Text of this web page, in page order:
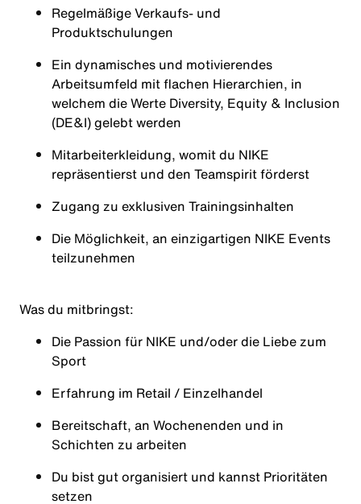
Regelmäßige Verkaufs- und
Produktschulungen
Ein dynamisches und motivierendes
Arbeitsumfeld mit flachen Hierarchien, in
welchem die Werte Diversity, Equity & Inclusion
(DE&I) gelebt werden
Mitarbeiterkleidung, womit du NIKE
repräsentierst und den Teamspirit förderst
Zugang zu exklusiven Trainingsinhalten
Die Möglichkeit, an einzigartigen NIKE Events
teilzunehmen
Was du mitbringst:
Die Passion für NIKE und/oder die Liebe zum
Sport
Erfahrung im Retail / Einzelhandel
Bereitschaft, an Wochenenden und in
Schichten zu arbeiten
Du bist gut organisiert und kannst Prioritäten
setzen